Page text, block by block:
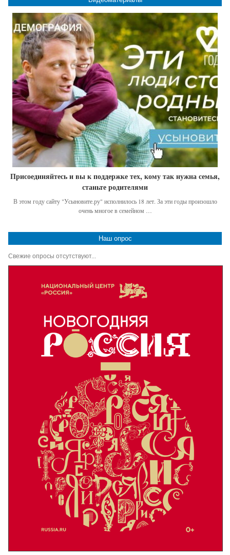
Присоединяйтесь и вы к поддержке тех, кому так нужна семья,
станьте родителями
В этом году сайту "Усыновите.ру" исполнилось 18 лет. За эти годы произошло
очень многое в семейном …
Наш опрос
Свежие опросы отсутствуют...